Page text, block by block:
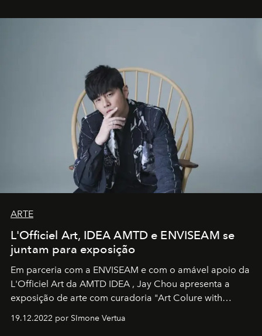
ARTE
L'Officiel Art, IDEA AMTD e ENVISEAM se
juntam para exposição
Em parceria com a ENVISEAM e com o amável apoio da
L'Officiel Art da AMTD IDEA , Jay Chou apresenta a
exposição de arte com curadoria "Art Colure with
19.12.2022 por SImone Vertua